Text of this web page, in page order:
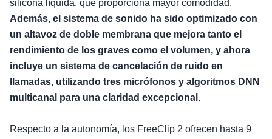
silicona líquida, que proporciona mayor comodidad.
Además, el sistema de sonido ha sido optimizado con
un altavoz de doble membrana que mejora tanto el
rendimiento de los graves como el volumen, y ahora
incluye un sistema de cancelación de ruido en
llamadas, utilizando tres micrófonos y algoritmos DNN
multicanal para una claridad excepcional.
Respecto a la autonomía, los FreeClip 2 ofrecen hasta 9